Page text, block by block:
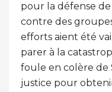
pour la défense
contre des
efforts aient été
parer à la
foule en colère de
justice pour